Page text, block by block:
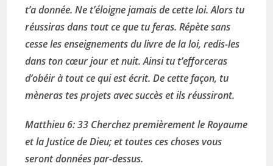
t’a donnée. Ne t’éloigne jamais de cette loi. Alors tu
réussiras dans tout ce que tu feras. Répète sans
cesse les enseignements du livre de la loi, redis-les
dans ton cœur jour et nuit. Ainsi tu t’efforceras
d’obéir à tout ce qui est écrit. De cette façon, tu
mèneras tes projets avec succès et ils réussiront.
Matthieu 6: 33 Cherchez premièrement le Royaume
et la Justice de Dieu; et toutes ces choses vous
seront données par-dessus.